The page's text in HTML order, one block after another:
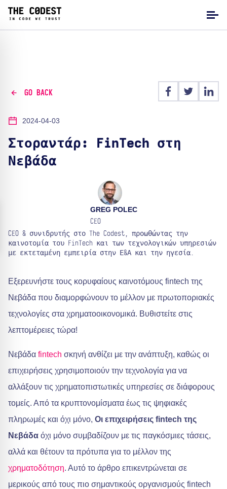
GO BACK
2024-04-03
Στοραντάρ: FinTech στη
Νεβάδα
GREG POLEC
CEO
CEO & συνιδρυτής στο The Codest, προωθώντας την
καινοτομία του FinTech και των τεχνολογικών υπηρεσιών
με εκτεταμένη εμπειρία στην Ε&Α και την ηγεσία.
Εξερευνήστε τους κορυφαίους καινοτόμους fintech της
Νεβάδα που διαμορφώνουν το μέλλον με πρωτοποριακές
τεχνολογίες στα χρηματοοικονομικά. Βυθιστείτε στις
λεπτομέρειες τώρα!
Νεβάδα fintech σκηνή ανθίζει με την ανάπτυξη, καθώς οι
επιχειρήσεις χρησιμοποιούν την τεχνολογία για να
αλλάξουν τις χρηματοπιστωτικές υπηρεσίες σε διάφορους
τομείς. Από τα κρυπτονομίσματα έως τις ψηφιακές
πληρωμές και όχι μόνο, Οι επιχειρήσεις fintech της
Νεβάδα όχι μόνο συμβαδίζουν με τις παγκόσμιες τάσεις,
αλλά και θέτουν τα πρότυπα για το μέλλον της
χρηματοδότηση. Αυτό το άρθρο επικεντρώνεται σε
μερικούς από τους πιο σημαντικούς οργανισμούς fintech